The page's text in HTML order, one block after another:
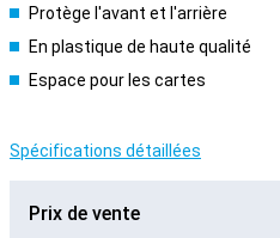
Protège l'avant et l'arrière
En plastique de haute qualité
Espace pour les cartes
Spécifications détaillées
Prix de vente